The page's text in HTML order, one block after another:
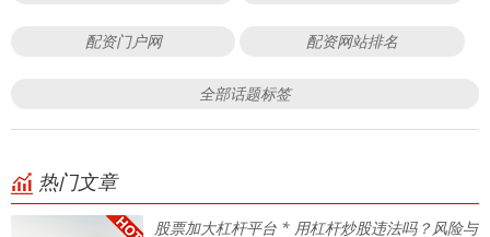
配资门户网 配资网站排名
全部话题标签
热门文章
股票加大杠杆平台 * 用杠杆炒股违法吗？风险与